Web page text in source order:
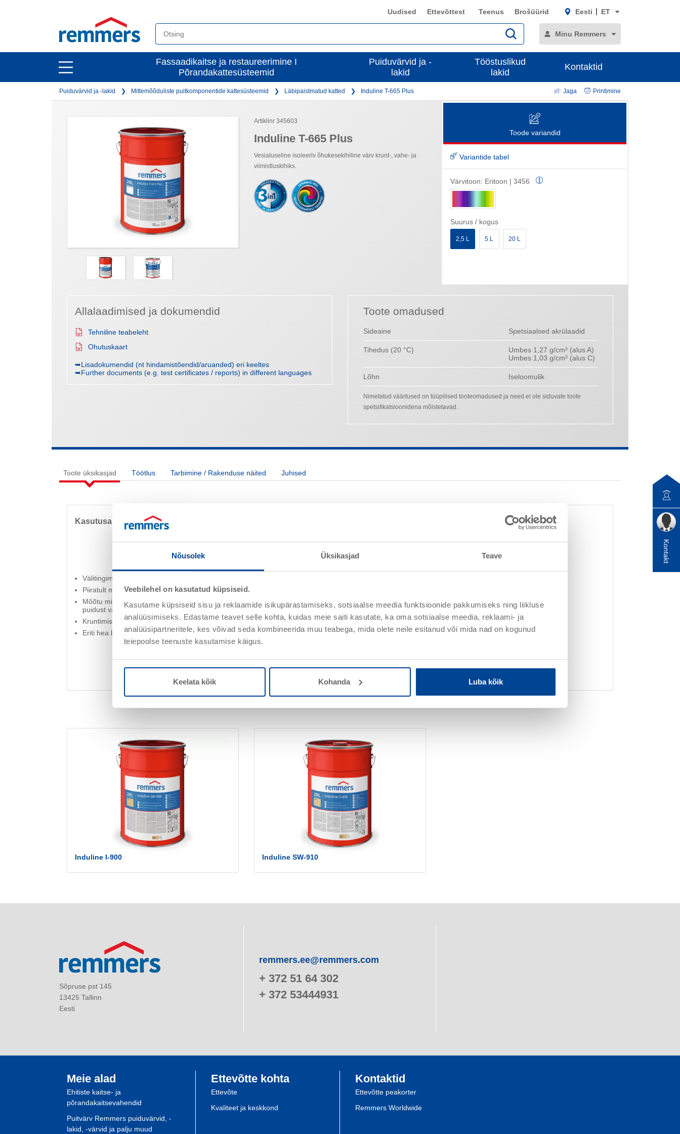
Nõusolek Üksikasjad Teave
Veebilehel on kasutatud küpsiseid.
Kasutame küpsiseid sisu ja reklaamide isikupärastamiseks, sotsiaalse meedia funktsioonide pakkumiseks ning liikluse
analüüsimiseks. Edastame teavet selle kohta, kuidas meie saiti kasutate, ka oma sotsiaalse meedia, reklaami- ja
analüüsipartneritele, kes võivad seda kombineerida muu teabega, mida olete neile esitanud või mida nad on kogunud
teiepoolse teenuste kasutamise käigus.
Keelata kõik Kohanda Luba kõik
open
main
navigation
Uudised Ettevõttest Teenus Brošüürid Eesti ET
Minu Remmers
open
main
Fassaadikaitse ja restaureerimine I
Põrandakattesüsteemid
Puiduvärvid ja -
lakid
Tööstuslikud
lakid
Kontaktid
Puiduvärvid ja -lakid Mittemõõduliste puitkomponentide kattesüsteemid Läbipaistmatud katted Induline T-665 Plus Jaga Printimine
Artiklinr 345603
Induline T-665 Plus
Vesialuseline isoleeriv õhukesekihiline värv krunt-, vahe- ja
viimistluskihiks.
Toode variandid
Variantide tabel
Värvitoon: Eritoon | 3456
Suurus / kogus
2,5 L 5 L 20 L
Allalaadimised ja dokumendid
Tehniline teabeleht
Ohutuskaart
➥Lisadokumendid (nt hindamistõendid/aruanded) eri keeltes
➥Further documents (e.g. test certificates / reports) in different languages
Toote omadused
Sideaine Spetsiaalsed akrülaadid
Tihedus (20 °C)
Umbes 1,27 g/cm³ (alus A)
Umbes 1,03 g/cm³ (alus C)
Lõhn Iseloomulik
Nimetatud väärtused on tüüpilised tooteomadused ja need ei ole siduvate toote
spetsifikatsioonidena mõistetavad.
Toote üksikasjad Töötlus Tarbimine / Rakenduse näited Juhised
Kasutusala
Välitingimustes puit
Piiratult mõõtu hoidvad puitdetailid, näiteks luugid, voodrilauad, aiamajad
Mõõtu mittehoidvad puitdetailid, nt aiad, sõrestikehitised, katusealused,
puidust välisvooderdised
Kruntimiseks, vahe- ja lõppviimistluseks
Eriti hea kuuse, douglase puu, tamme, männi ja lehise jaoks.
Säilitab elegantse läike pudule (peale kolmandat kihti).
Veeaurudiffusiooni võimeline
Sisaldab konservante mikroobilise kahjustuse vastu.
Ei kooru maha
Järeltöödeldav ilma lihvimiseta
Induline I-900 Induline SW-910
Sõpruse pst 145
13425 Tallinn
Eesti
remmers.ee@remmers.com
+ 372 51 64 302
+ 372 53444931
Meie alad
Ehitiste kaitse- ja
põrandakaitsevahendid
Puitvärv Remmers puiduvärvid, -
lakid, -värvid ja palju muud
Ettevõtte kohta
Ettevõte
Kvaliteet ja keskkond
Kontaktid
Ettevõtte peakorter
Remmers Worldwide
Kontakt